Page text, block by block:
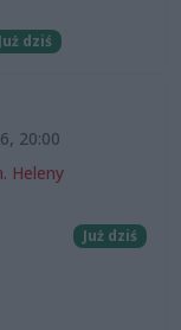
Już dziś
20:00
Heleny
Już dziś